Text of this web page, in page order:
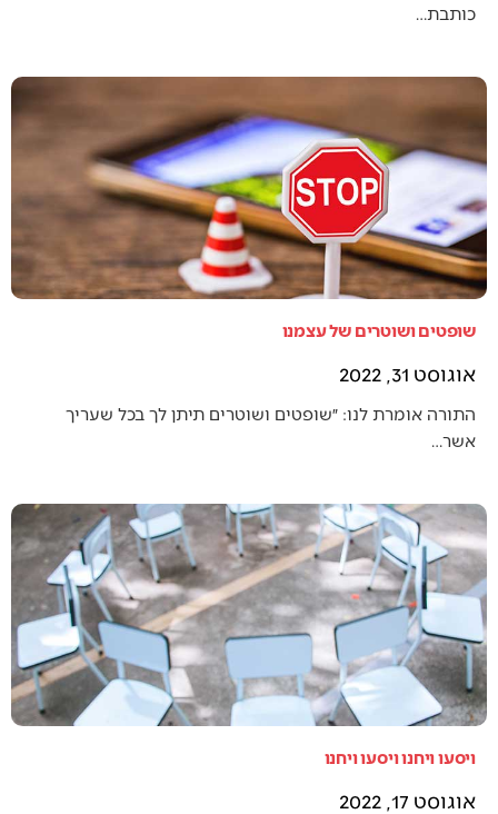
כותבת…
שופטים ושוטרים של עצמנו
אוגוסט 31, 2022
התורה אומרת לנו: ״שופטים ושוטרים תיתן לך בכל שעריך
אשר…
ויסעו ויחנו ויסעו ויחנו
אוגוסט 17, 2022